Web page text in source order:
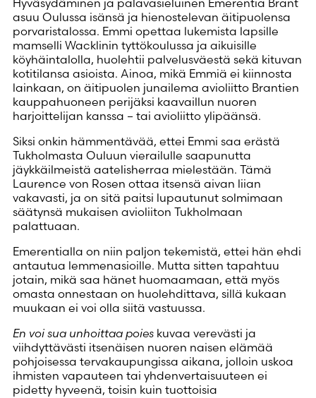
asuu Oulussa isänsä ja hienostelevan äitipuolensa
porvaristalossa. Emmi opettaa lukemista lapsille
mamselli Wacklinin tyttökoulussa ja aikuisille
köyhäintalolla, huolehtii palvelusväestä sekä kituvan
kotitilansa asioista. Ainoa, mikä Emmiä ei kiinnosta
lainkaan, on äitipuolen junailema avioliitto Brantien
kauppahuoneen perijäksi kaavaillun nuoren
harjoittelijan kanssa – tai avioliitto ylipäänsä.
Siksi onkin hämmentävää, ettei Emmi saa erästä
Tukholmasta Ouluun vierailulle saapunutta
jäykkäilmeistä aatelisherraa mielestään. Tämä
Laurence von Rosen ottaa itsensä aivan liian
vakavasti, ja on sitä paitsi lupautunut solmimaan
säätynsä mukaisen avioliiton Tukholmaan
palattuaan.
Emerentialla on niin paljon tekemistä, ettei hän ehdi
antautua lemmenasioille. Mutta sitten tapahtuu
jotain, mikä saa hänet huomaamaan, että myös
omasta onnestaan on huolehdittava, sillä kukaan
muukaan ei voi olla siitä vastuussa.
En voi sua unhoittaa poies kuvaa verevästi ja
viihdyttävästi itsenäisen nuoren naisen elämää
pohjoisessa tervakaupungissa aikana, jolloin uskoa
ihmisten vapauteen tai yhdenvertaisuuteen ei
pidetty hyveenä, toisin kuin tuottoisia